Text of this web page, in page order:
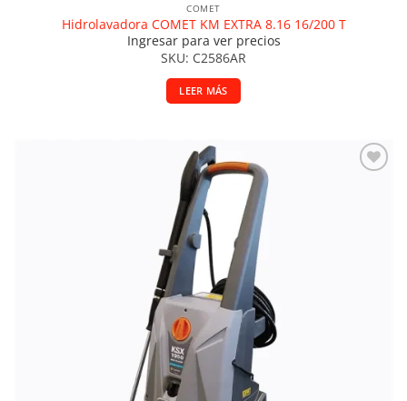
COMET
Hidrolavadora COMET KM EXTRA 8.16 16/200 T
Ingresar para ver precios
SKU: C2586AR
LEER MÁS
Añadir a la lista de deseos